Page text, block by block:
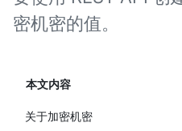
密机密的值。
本文内容
关于加密机密